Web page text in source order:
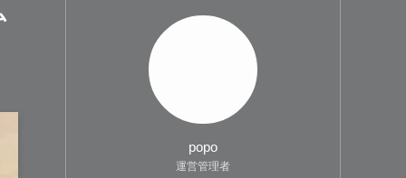
popo
運営管理者